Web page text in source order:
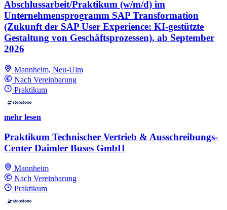
Abschlussarbeit/Praktikum (w/m/d) im
Unternehmensprogramm SAP Transformation
(Zukunft der SAP User Experience: KI-gestützte
Gestaltung von Geschäftsprozessen), ab September
2026
Mannheim, Neu-Ulm
Nach Vereinbarung
Praktikum
mehr lesen
Praktikum Technischer Vertrieb & Ausschreibungs-
Center Daimler Buses GmbH
Mannheim
Nach Vereinbarung
Praktikum